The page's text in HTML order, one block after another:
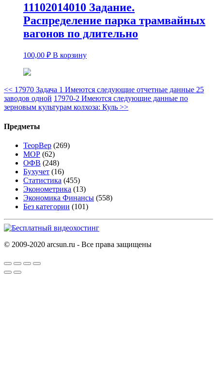
11102014010 Задание.
Распределение парка трамвайных
вагонов по длительно
100,00 ₽ В корзину
<< 17970 Задача 1 Имеются следующие отчетные данные 25
заводов одной 17970-2 Имеются следующие данные по
зерновым культурам колхоза: Куль >>
Предметы
ТеорВер (269)
МОР (62)
ОФВ (248)
Бухучет (16)
Статистика (455)
Эконометрика (13)
Экономика Финансы (558)
Без категории (101)
© 2009-2020 arcsun.ru - Все права защищены